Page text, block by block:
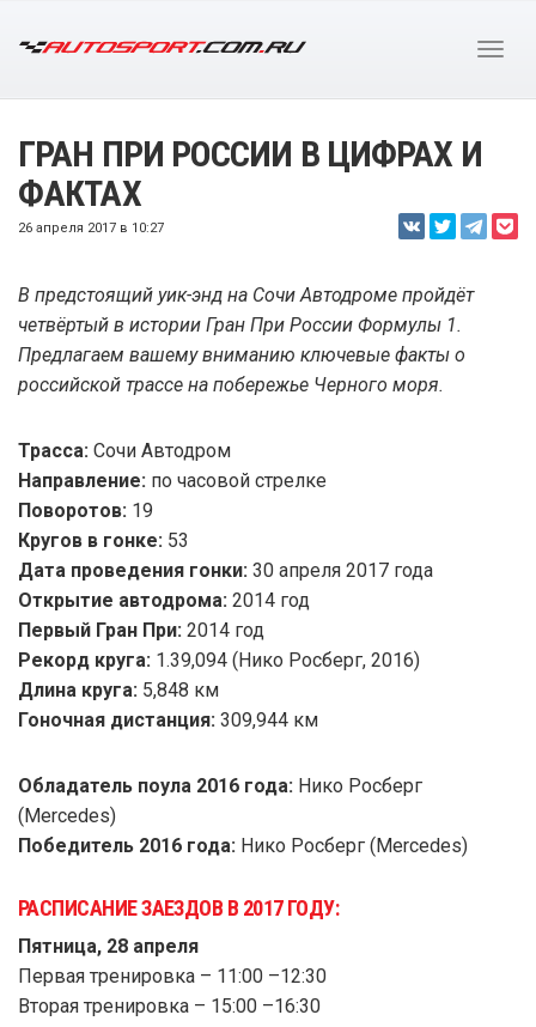
ГРАН ПРИ РОССИИ В ЦИФРАХ И
ФАКТАХ
26 апреля 2017 в 10:27
В предстоящий уик-энд на Сочи Автодроме пройдёт
четвёртый в истории Гран При России Формулы 1.
Предлагаем вашему вниманию ключевые факты о
российской трассе на побережье Черного моря.
Трасса: Сочи Автодром
Направление: по часовой стрелке
Поворотов: 19
Кругов в гонке: 53
Дата проведения гонки: 30 апреля 2017 года
Открытие автодрома: 2014 год
Первый Гран При: 2014 год
Рекорд круга: 1.39,094 (Нико Росберг, 2016)
Длина круга: 5,848 км
Гоночная дистанция: 309,944 км
Обладатель поула 2016 года: Нико Росберг
(Mercedes)
Победитель 2016 года: Нико Росберг (Mercedes)
РАСПИСАНИЕ ЗАЕЗДОВ В 2017 ГОДУ:
Пятница, 28 апреля
Первая тренировка – 11:00 –12:30
Вторая тренировка – 15:00 –16:30